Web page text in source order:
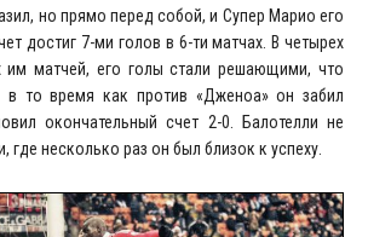
но прямо перед собой, и Супер Марио его
достиг 7-ми голов в 6-ти матчах. В четырех
им матчей, его голы стали решающими, что
в то время как против «Дженоа» он забил
окончательный счет 2-0. Балотелли не
где несколько раз он был близок к успеху.